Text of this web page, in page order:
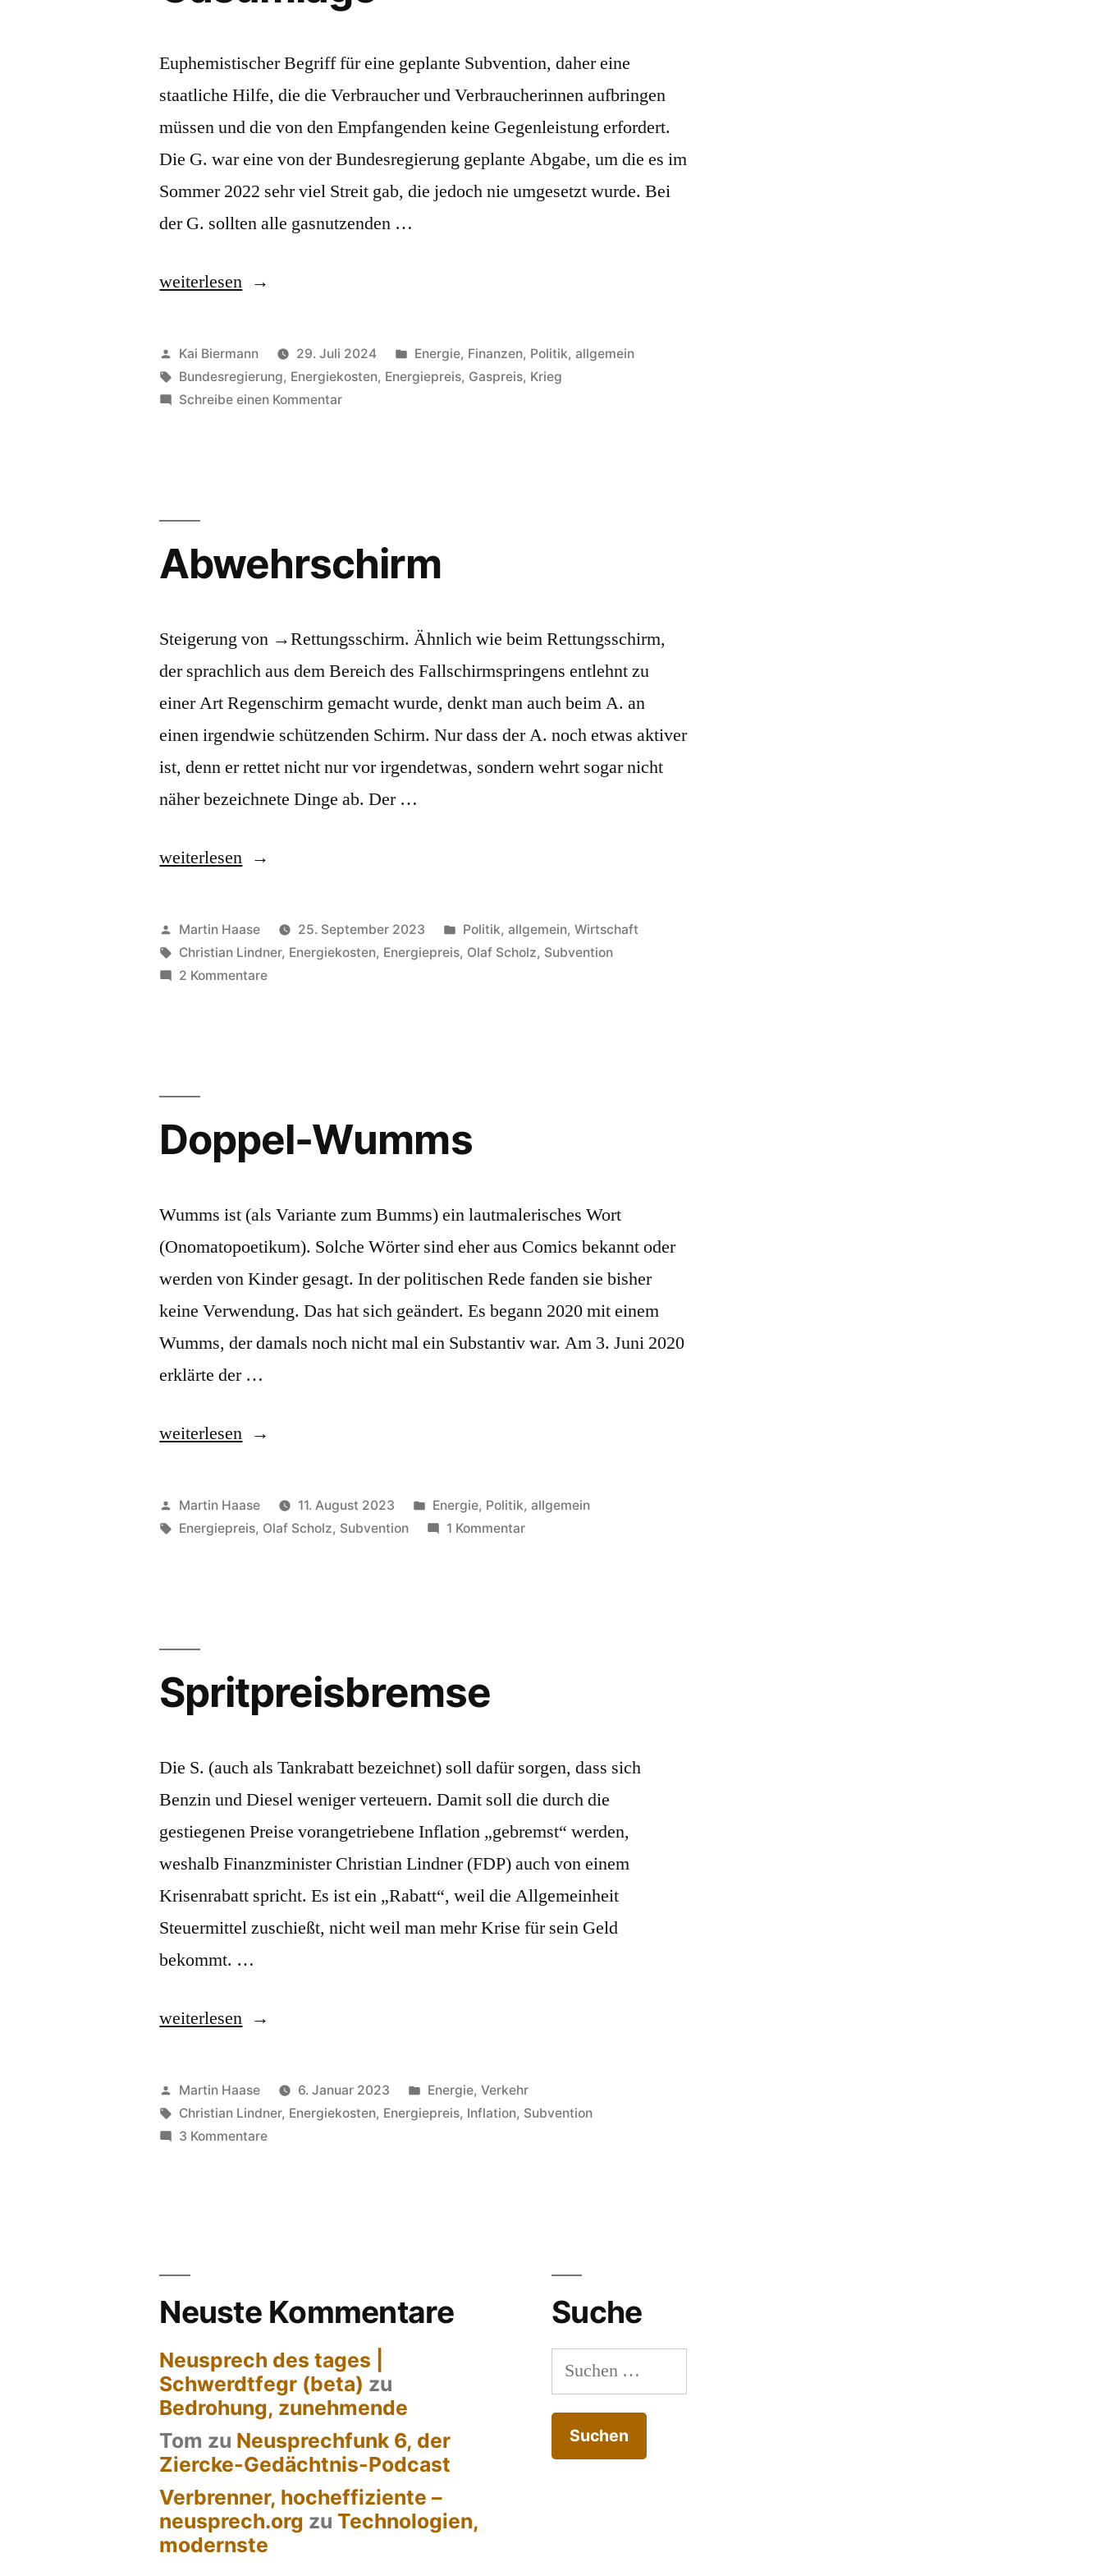
Euphemistischer Begriff für eine geplante Subvention, daher eine
staatliche Hilfe, die die Verbraucher und Verbraucherinnen aufbringen
müssen und die von den Empfangenden keine Gegenleistung erfordert.
Die G. war eine von der Bundesregierung geplante Abgabe, um die es im
Sommer 2022 sehr viel Streit gab, die jedoch nie umgesetzt wurde. Bei
der G. sollten alle gasnutzenden …
„Gasumlage“
weiterlesen
Veröffentlicht
von
Kai Biermann 29. Juli 2024
Veröffentlicht
in
Energie, Finanzen, Politik, allgemein
Schlagwörter:
Bundesregierung, Energiekosten, Energiepreis, Gaspreis, Krieg
Schreibe einen Kommentarzu
Abwehrschirm
Steigerung von →Rettungsschirm. Ähnlich wie beim Rettungsschirm,
der sprachlich aus dem Bereich des Fallschirmspringens entlehnt zu
einer Art Regenschirm gemacht wurde, denkt man auch beim A. an
einen irgendwie schützenden Schirm. Nur dass der A. noch etwas aktiver
ist, denn er rettet nicht nur vor irgendetwas, sondern wehrt sogar nicht
näher bezeichnete Dinge ab. Der …
„Abwehrschirm“
weiterlesen
Veröffentlicht
von
Martin Haase 25. September 2023
Veröffentlicht
in
Politik, allgemein, Wirtschaft
Schlagwörter:
Christian Lindner, Energiekosten, Energiepreis, Olaf Scholz, Subvention
2 Kommentarezu
Doppel-Wumms
Wumms ist (als Variante zum Bumms) ein lautmalerisches Wort
(Onomatopoetikum). Solche Wörter sind eher aus Comics bekannt oder
werden von Kinder gesagt. In der politischen Rede fanden sie bisher
keine Verwendung. Das hat sich geändert. Es begann 2020 mit einem
Wumms, der damals noch nicht mal ein Substantiv war. Am 3. Juni 2020
erklärte der …
„Doppel-
weiterlesen
Veröffentlicht
von
Martin Haase 11. August 2023
Veröffentlicht
in
Energie, Politik, allgemein
Schlagwörter:
Energiepreis, Olaf Scholz, Subvention 1 Kommentarzu
Spritpreisbremse
Die S. (auch als Tankrabatt bezeichnet) soll dafür sorgen, dass sich
Benzin und Diesel weniger verteuern. Damit soll die durch die
gestiegenen Preise vorangetriebene Inflation „gebremst“ werden,
weshalb Finanzminister Christian Lindner (FDP) auch von einem
Krisenrabatt spricht. Es ist ein „Rabatt“, weil die Allgemeinheit
Steuermittel zuschießt, nicht weil man mehr Krise für sein Geld
bekommt. …
„Spritpreisbremse“
weiterlesen
Veröffentlicht
von
Martin Haase 6. Januar 2023
Veröffentlicht
in
Energie, Verkehr
Schlagwörter:
Christian Lindner, Energiekosten, Energiepreis, Inflation, Subvention
3 Kommentarezu
Neuste Kommentare
Neusprech des tages |
Schwerdtfegr (beta) zu
Bedrohung, zunehmende
Tom zu Neusprechfunk 6, der
Ziercke-Gedächtnis-Podcast
Verbrenner, hocheffiziente –
neusprech.org zuTechnologien,
modernste
Suche
Suchen
nach: